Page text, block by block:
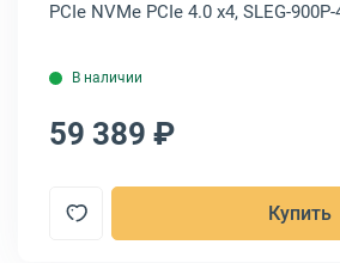
PCIe NVMe PCIe 4.0 x4, SLEG-900P-
В наличии
59 389 ₽
Купить